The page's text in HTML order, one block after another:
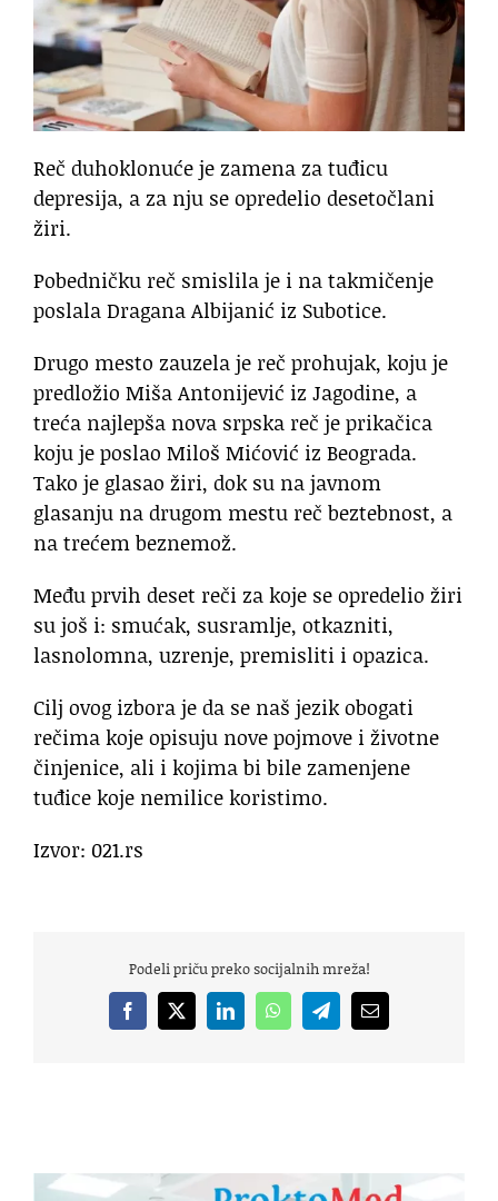
Reč duhoklonuće je zamena za tuđicu
depresija, a za nju se opredelio desetočlani
žiri.
Pobedničku reč smislila je i na takmičenje
poslala Dragana Albijanić iz Subotice.
Drugo mesto zauzela je reč prohujak, koju je
predložio Miša Antonijević iz Jagodine, a
treća najlepša nova srpska reč je prikačica
koju je poslao Miloš Mićović iz Beograda.
Tako je glasao žiri, dok su na javnom
glasanju na drugom mestu reč beztebnost, a
na trećem beznemož.
Među prvih deset reči za koje se opredelio žiri
su još i: smućak, susramlje, otkazniti,
lasnolomna, uzrenje, premisliti i opazica.
Cilj ovog izbora je da se naš jezik obogati
rečima koje opisuju nove pojmove i životne
činjenice, ali i kojima bi bile zamenjene
tuđice koje nemilice koristimo.
Izvor: 021.rs
Podeli priču preko socijalnih mreža!
Facebook
X LinkedInWhatsAppTelegramEmail